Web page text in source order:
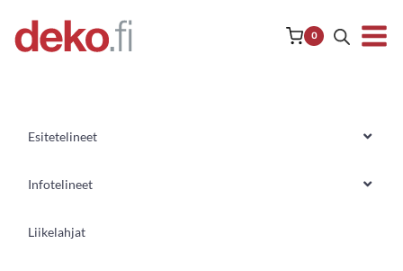
sisältöön
0
Esitetelineet
Infotelineet
Liikelahjat